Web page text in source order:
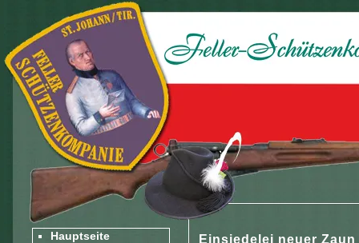
Hauptseite
Einsiedelei neuer Zaun